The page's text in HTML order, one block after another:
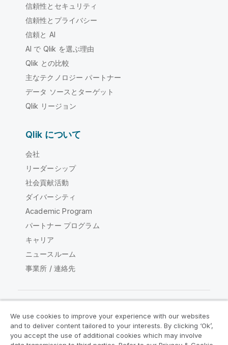
信頼性とセキュリティ
信頼性とプライバシー
信頼と AI
AI で Qlik を選ぶ理由
Qlik との比較
主なテクノロジー パートナー
データ ソースとターゲット
Qlik リージョン
Qlik について
会社
リーダーシップ
社会貢献活動
ダイバーシティ
Academic Program
パートナー プログラム
キャリア
ニュースルーム
事業所 / 連絡先
Qlik コミュニティ
We use cookies to improve your experience with our websites
and to deliver content tailored to your interests. By clicking ‘Ok’,
you accept the use of additional cookies which may involve